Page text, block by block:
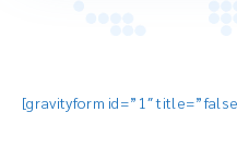
[gravityform id=”1″